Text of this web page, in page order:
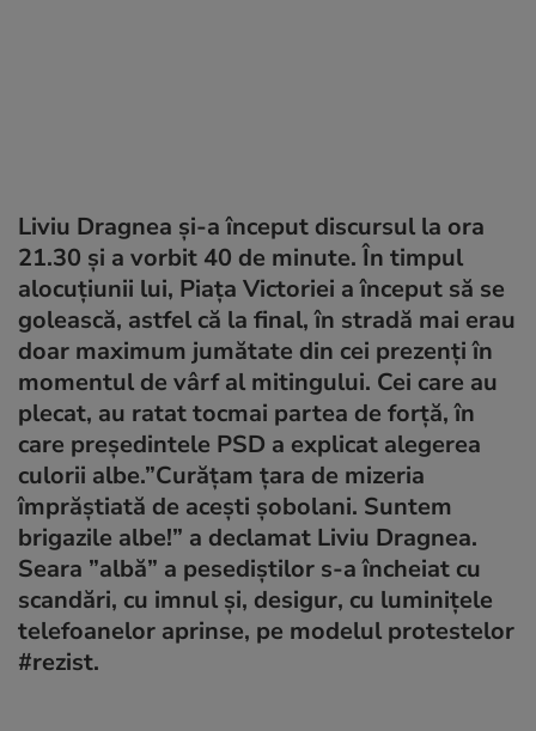
Liviu Dragnea și-a început discursul la ora
21.30 și a vorbit 40 de minute. În timpul
alocuțiunii lui, Piața Victoriei a început să se
golească, astfel că la final, în stradă mai erau
doar maximum jumătate din cei prezenți în
momentul de vârf al mitingului. Cei care au
plecat, au ratat tocmai partea de forță, în
care președintele PSD a explicat alegerea
culorii albe.”Curățam țara de mizeria
împrăștiată de acești șobolani. Suntem
brigazile albe!” a declamat Liviu Dragnea.
Seara ”albă” a pesediștilor s-a încheiat cu
scandări, cu imnul și, desigur, cu luminițele
telefoanelor aprinse, pe modelul protestelor
#rezist.